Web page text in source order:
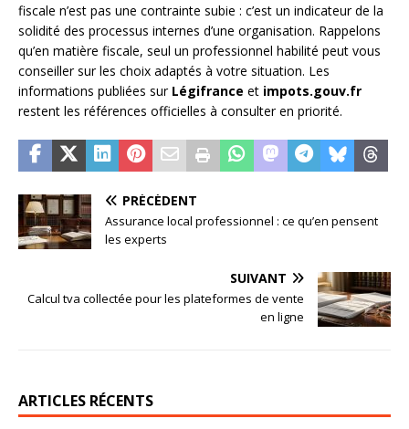
fiscale n’est pas une contrainte subie : c’est un indicateur de la
solidité des processus internes d’une organisation. Rappelons
qu’en matière fiscale, seul un professionnel habilité peut vous
conseiller sur les choix adaptés à votre situation. Les
informations publiées sur Légifrance et impots.gouv.fr
restent les références officielles à consulter en priorité.
PRÉCÉDENT
Assurance local professionnel : ce qu’en pensent
les experts
SUIVANT
Calcul tva collectée pour les plateformes de vente
en ligne
ARTICLES RÉCENTS